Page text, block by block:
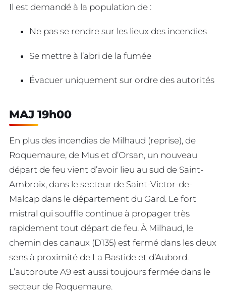
Il est demandé à la population de :
Ne pas se rendre sur les lieux des incendies
Se mettre à l’abri de la fumée
Évacuer uniquement sur ordre des autorités
MAJ 19h00
En plus des incendies de Milhaud (reprise), de
Roquemaure, de Mus et d’Orsan, un nouveau
départ de feu vient d’avoir lieu au sud de Saint-
Ambroix, dans le secteur de Saint-Victor-de-
Malcap dans le département du Gard. Le fort
mistral qui souffle continue à propager très
rapidement tout départ de feu. À Milhaud, le
chemin des canaux (D135) est fermé dans les deux
sens à proximité de La Bastide et d’Aubord.
L’autoroute A9 est aussi toujours fermée dans le
secteur de Roquemaure.